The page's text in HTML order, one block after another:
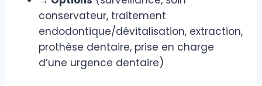
conservateur, traitement
endodontique/dévitalisation, extraction,
prothèse dentaire, prise en charge
d’une urgence dentaire)